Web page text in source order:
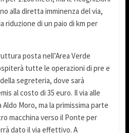
alla diretta imminenza del via,
riduzione di un paio di km per
posta nell’Area Verde
tutte le operazioni di pre e
segreteria, dove sarà
al costo di 35 euro. Il via alle
Aldo Moro, ma la primissima parte
macchina verso il Ponte per
dato il via effettivo. A